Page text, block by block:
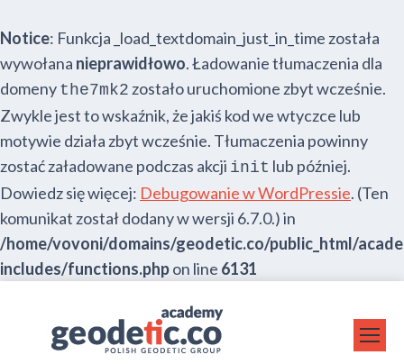
Notice: Funkcja _load_textdomain_just_in_time została
wywołana nieprawidłowo. Ładowanie tłumaczenia dla
domeny the7mk2 zostało uruchomione zbyt wcześnie.
Zwykle jest to wskaźnik, że jakiś kod we wtyczce lub
motywie działa zbyt wcześnie. Tłumaczenia powinny
zostać załadowane podczas akcji init lub później.
Dowiedz się więcej: Debugowanie w WordPressie. (Ten
komunikat został dodany w wersji 6.7.0.) in
/home/vovoni/domains/geodetic.co/public_html/
includes/functions.phpon line 6131